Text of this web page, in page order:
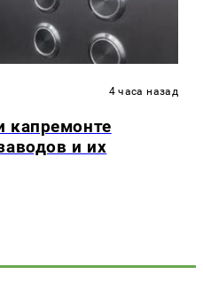
4 часа назад
капремонте
и их